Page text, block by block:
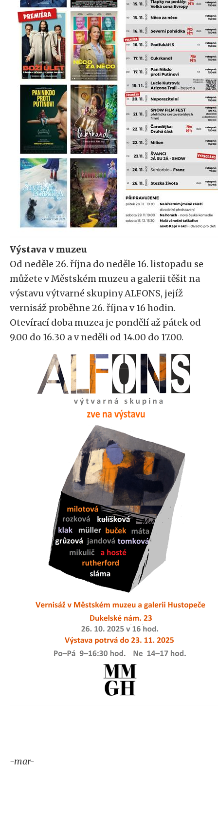
Výstava v muzeu
Od neděle 26. října do neděle 16. listopadu se
můžete v Městském muzeu a galerii těšit na
výstavu výtvarné skupiny ALFONS, jejíž
vernisáž proběhne 26. října v 16 hodin.
Otevírací doba muzea je pondělí až pátek od
9.00 do 16.30 a v neděli od 14.00 do 17.00.
-mar-